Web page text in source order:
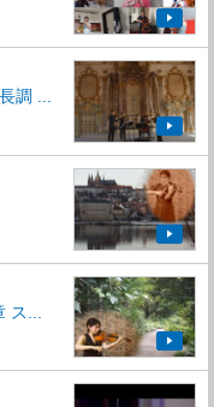
調 ...
...